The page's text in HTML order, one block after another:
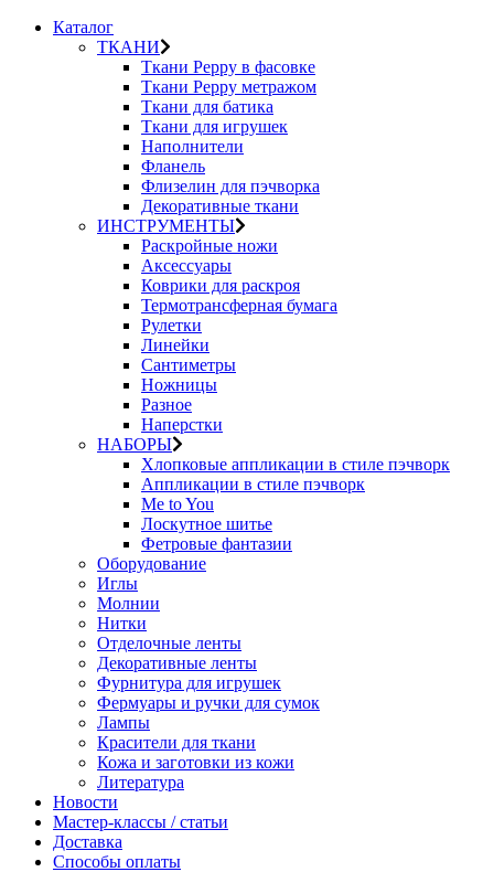
Каталог
ТКАНИ
Ткани Peppy в фасовке
Ткани Peppy метражом
Ткани для батика
Ткани для игрушек
Наполнители
Фланель
Флизелин для пэчворка
Декоративные ткани
ИНСТРУМЕНТЫ
Раскройные ножи
Аксессуары
Коврики для раскроя
Термотрансферная бумага
Рулетки
Линейки
Сантиметры
Ножницы
Разное
Наперстки
НАБОРЫ
Хлопковые аппликации в стиле пэчворк
Аппликации в стиле пэчворк
Me to You
Лоскутное шитье
Фетровые фантазии
Оборудование
Иглы
Молнии
Нитки
Отделочные ленты
Декоративные ленты
Фурнитура для игрушек
Фермуары и ручки для сумок
Лампы
Красители для ткани
Кожа и заготовки из кожи
Литература
Новости
Мастер-классы / статьи
Доставка
Способы оплаты